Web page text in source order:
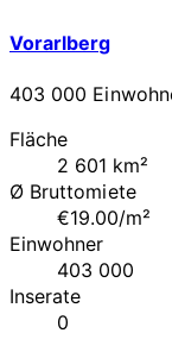
Vorarlberg
403 000
Fläche
2 601 km²
Ø Bruttomiete
€19.00/m²
Einwohner
403 000
Inserate
0